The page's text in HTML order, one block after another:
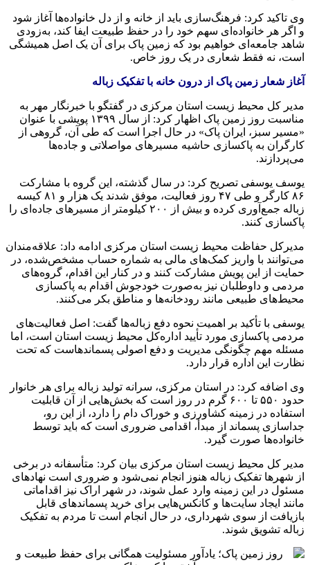
وی تاکید کرد: فرهنگ‌سازی باید از خانه و از دل خانواده‌ها آغاز شود
و اگر هر خانواده‌ای سهم خود را در حفظ طبیعت ایفا کند، به‌زودی
شاهد جامعه‌ای خواهیم بود که زمین پاک برای آن یک اصل همیشگی
است، نه فقط شعاری در یک روز خاص.
آغاز شعار زمین پاک از درون خانه با تفکیک زباله
مدیر کل محیط زیست استان مرکزی در گفتگو با خبرنگار مهر به
مناسبت روز زمین پاک اظهار کرد: از سال ۱۳۹۹ پویشی با عنوان
«مسیر سبز، ایران پاک» در حال اجرا است که طی آن، گروهی از
کارگران به پاکسازی حاشیه مسیرهای مواصلاتی و جاده‌ها
می‌پردازند.
یوسف یوسفی تصریح کرد: در سال گذشته، این گروه با مشارکت
۸۶ کارگر و طی ۴۷ روز فعالیت، موفق شدند یک هزار و ۸۱ کیسه
زباله جمع‌آوری کرده و بیش از ۲۰۰ کیلومتر از مسیرهای جاده‌ای را
پاکسازی کنند.
مدیرکل حفاظت محیط زیست استان مرکزی ادامه داد: علاقه‌مندان
می‌توانند با واریز کمک‌های مالی به شماره حساب مشخص‌شده، در
حمایت از این پویش مشارکت کنند و در کنار این اقدام، گروه‌های
مردمی و داوطلبان نیز به‌صورت خودجوش اقدام به پاکسازی
محیط‌های طبیعی مانند رودخانه‌ها و مناطق بکر می‌کنند.
یوسفی با تأکید بر اهمیت نحوه دفع زباله‌ها گفت: اصل فعالیت‌های
مردمی پاکسازی مورد تأیید اداره‌کل محیط زیست استان است، اما
مسئله مهم چگونگی مدیریت و دفع اصولی پسماندهاست که تحت
نظارت این اداره قرار دارد.
وی اضافه کرد: در استان مرکزی، سرانه تولید زباله برای هر خانوار
حدود ۵۵۰ تا ۶۰۰ گرم در روز است که بخش‌هایی از آن قابلیت
استفاده در زمینه کشاورزی و خوراک دام را دارد، از این رو،
جداسازی پسماند از مبدأ، اقدامی ضروری است که باید توسط
خانواده‌ها صورت گیرد.
مدیر کل محیط زیست استان مرکزی بیان کرد: متأسفانه در برخی
از شهرها تفکیک زباله هنوز انجام نمی‌شود و ضروری است نهادهای
مسئول در این زمینه وارد عمل شوند، در شهر اراک نیز اقداماتی
مانند ایجاد سایت‌ها و کانکس‌هایی برای خرید پسماندهای قابل
بازیافت از سوی شهرداری، در حال انجام است تا مردم به تفکیک
زباله تشویق شوند.